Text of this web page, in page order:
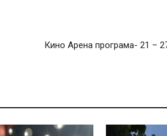
Кино Арена програма- 21 –